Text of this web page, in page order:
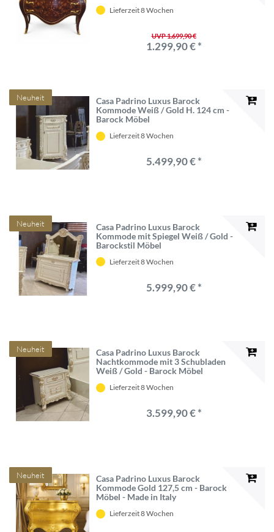
Lieferzeit 8 Wochen
UVP 1.699,90 €
1.299,90 € *
Neuheit
Casa Padrino Luxus Barock
Kommode Weiß / Gold H. 124 cm -
Barock Möbel
Lieferzeit 8 Wochen
5.499,90 € *
Neuheit
Casa Padrino Luxus Barock
Kommode mit Spiegel Weiß / Gold -
Barockstil Möbel
Lieferzeit 8 Wochen
5.999,90 € *
Neuheit
Casa Padrino Luxus Barock
Nachtkommode mit 3 Schubladen
Weiß / Gold - Barock Möbel
Lieferzeit 8 Wochen
3.599,90 € *
Neuheit
Casa Padrino Luxus Barock
Kommode Gold 127,5 cm - Barock
Möbel - Made in Italy
Lieferzeit 8 Wochen